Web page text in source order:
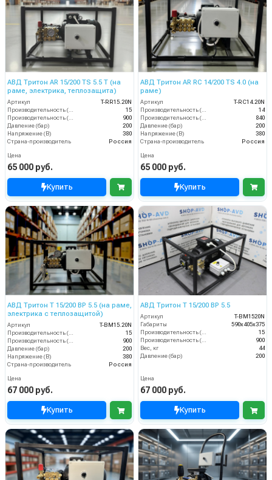
АВД Тритон AR 15/200 TS 5.5 T (на
раме, электрика, теплозащита)
Артикул
T-RR15.20N
15
900
Давление (бар)
200
Напряжение (В)
380
Страна-производитель
Россия
Цена
65 000 руб.
Купить
АВД Тритон AR RC 14/200 TS 4.0 (на
раме)
Артикул
T-RС14.20N
14
840
Давление (бар)
200
Напряжение (В)
380
Страна-производитель
Россия
Цена
65 000 руб.
Купить
АВД Тритон T 15/200 ВР 5.5 (на раме,
электрика с теплозащитой)
Артикул
T-BM15.20N
Производительность (л/мин)
15
Производительность (л/ч)
900
Давление (бар)
200
Напряжение (В)
380
Страна-производитель
Россия
Цена
67 000 руб.
Купить
АВД Тритон T 15/200 BP 5.5
Артикул
T-BM1520N
Габариты
590х405х375
Производительность (л/мин)
15
Производительность (л/ч)
900
Вес, кг
44
Давление (бар)
200
Цена
67 000 руб.
Купить